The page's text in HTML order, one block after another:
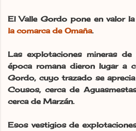
El Valle Gordo pone en valor
la comarca de Omaña.
Las explotaciones mineras
época romana dieron lugar a
Gordo, cuyo trazado se
Cousos, cerca de
cerca de Marzán.
Esos vestigios de